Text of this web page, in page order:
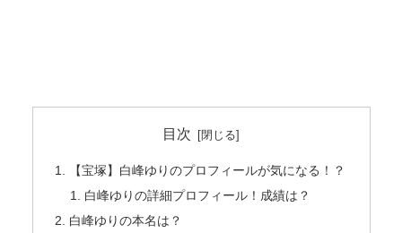
目次
【宝塚】白峰ゆりのプロフィールが気になる！？
白峰ゆりの詳細プロフィール！成績は？
白峰ゆりの本名は？